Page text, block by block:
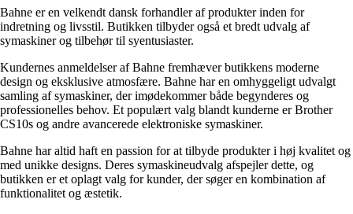
Bahne er en velkendt dansk forhandler af produkter inden for
indretning og livsstil. Butikken tilbyder også et bredt udvalg af
symaskiner og tilbehør til syentusiaster.
Kundernes anmeldelser af Bahne fremhæver butikkens moderne
design og eksklusive atmosfære. Bahne har en omhyggeligt udvalgt
samling af symaskiner, der imødekommer både begynderes og
professionelles behov. Et populært valg blandt kunderne er Brother
CS10s og andre avancerede elektroniske symaskiner.
Bahne har altid haft en passion for at tilbyde produkter i høj kvalitet og
med unikke designs. Deres symaskineudvalg afspejler dette, og
butikken er et oplagt valg for kunder, der søger en kombination af
funktionalitet og æstetik.